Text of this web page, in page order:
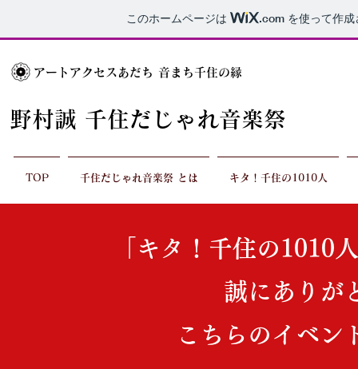
このホームページは .com を使って作
アートアクセスあだち 音まち千住の縁
野村誠 千住だじゃれ音楽祭
TOP 千住だじゃれ音楽祭 とは キタ！千住の1010人
「キタ！千住の1010
誠にありが
こちらのイベン